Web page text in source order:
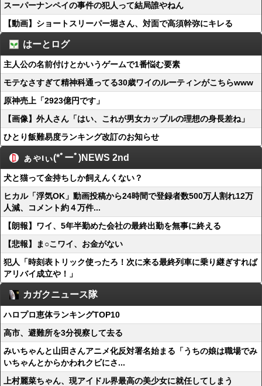
スーパーナンペイの事件の犯人って結局誰やねん
【動画】ショートスリーパー堀さん、対面で高須幹弥にキレる
はーとログ
主人公の名前付けとかいうゲームで1番悩む要素
モテなさすぎて精神科通ってる30歳ワイのルーティンがこちらwww
原神売上「2923億円です」
【画像】外人さん「はい、これが男女カップルの理想の身長差ね」
ひとり飯難易度ランキング改訂のお知らせ
ぁゃιぃ(*ﾟーﾟ)NEWS 2nd
犬と猫って金持ちしか飼えんくない？
ヒカル「浮気OK」動画投稿から24時間で登録者数500万人割れ12万
人減、コメント約４万件...
【朗報】ワイ、5年半勤めた会社の最終出勤を無事に終える
【悲報】ま○こワイ、お金がない
犯人「時刻表トリック使ったろ！次に来る最終列車に乗り継ぎすれば
アリバイ成立や！」
カガクニュース隊
ハロプロ恵体ランキングTOP10
高市、避難所を3分視察して去る
みいちゃんと山田さんアニメ化反対署名始まる「うちの娘は職場でみ
いちゃんとからかわれクビにさ...
上村麗菜ちゃん、現アイドル界最高の美少女に就任してしまう